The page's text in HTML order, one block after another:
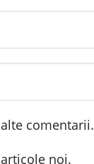
comentarii.
noi.